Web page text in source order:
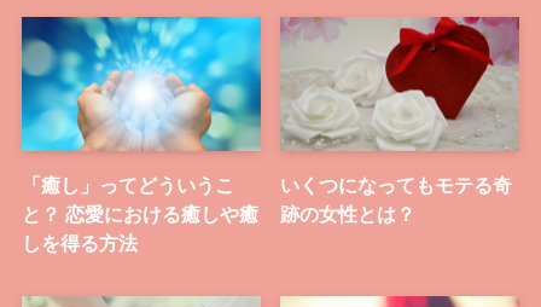
「癒し」ってどういうこ
と？ 恋愛における癒しや癒
しを得る方法
いくつになってもモテる奇
跡の女性とは？